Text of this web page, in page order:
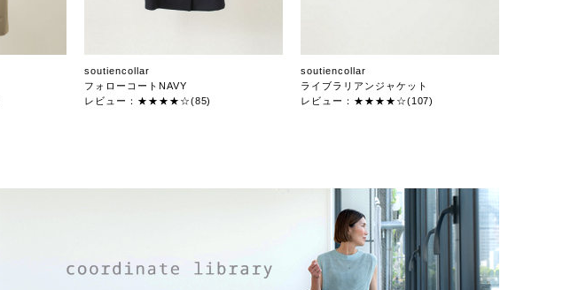
soutiencollar
フォローコートNAVY
レビュー：★★★★☆(85)
soutiencollar
ライブラリアンジャケット
レビュー：★★★★☆(107)